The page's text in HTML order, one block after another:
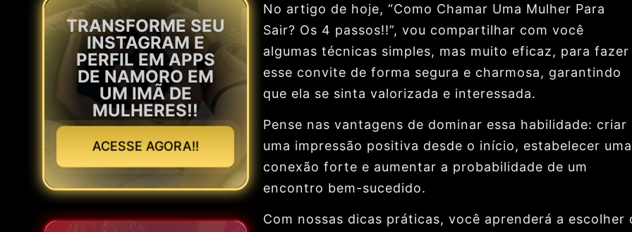
TRANSFORME SEU
INSTAGRAM E
PERFIL EM APPS
DE NAMORO EM
UM IMÃ DE
MULHERES!!
ACESSE AGORA!!
No artigo de hoje, “Como Chamar Uma Mulher Para
Sair? Os 4 passos!!”, vou compartilhar com você
algumas técnicas simples, mas muito eficaz, para fazer
esse convite de forma segura e charmosa, garantindo
que ela se sinta valorizada e interessada.
Pense nas vantagens de dominar essa habilidade: criar
uma impressão positiva desde o início, estabelecer uma
conexão forte e aumentar a probabilidade de um
encontro bem-sucedido.
Com nossas dicas práticas, você aprenderá a escolher